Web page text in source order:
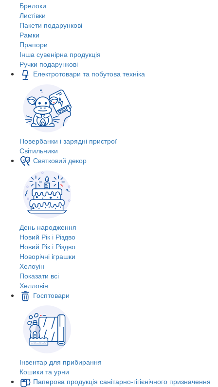
Брелоки
Листівки
Пакети подарункові
Рамки
Прапори
Інша сувенірна продукція
Ручки подарункові
Електротовари та побутова техніка
Повербанки і зарядні пристрої
Світильники
Святковий декор
День народження
Новий Рік і Різдво
Новий Рік і Різдво
Новорічні іграшки
Хелоуін
Показати всі
Хелловін
Госптовари
Інвентар для прибирання
Кошики та урни
Паперова продукція санітарно-гігієнічного призначення